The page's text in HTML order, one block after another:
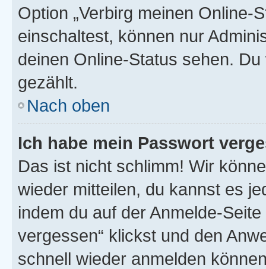
Option „Verbirg meinen Online-
einschaltest, können nur
deinen Online-Status sehen.
gezählt.
Nach oben
Ich habe mein Passwort
Das ist nicht schlimm! Wir
wieder mitteilen, du kannst es
indem du auf der Anmelde-
vergessen“ klickst und den
schnell wieder anmelden